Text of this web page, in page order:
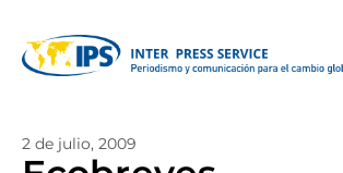
2 de julio, 2009